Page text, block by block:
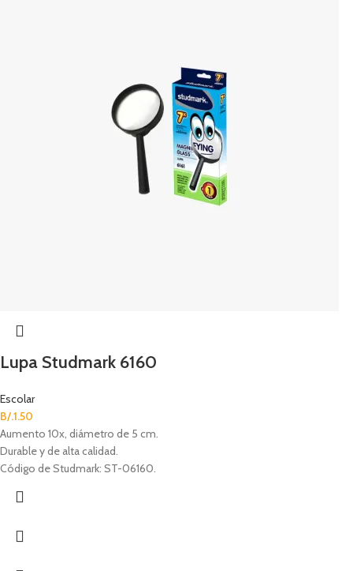
Lupa Studmark 6160
Escolar
B/.1.50
Aumento 10x, diámetro de 5 cm.
Durable y de alta calidad.
Código de Studmark: ST-06160.